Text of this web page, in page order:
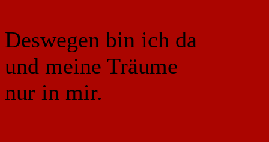
Deswegen bin ich da
und meine Träume
nur in mir.